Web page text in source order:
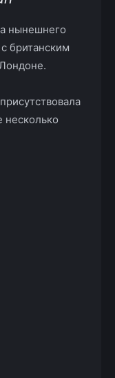
нынешнего
с британским